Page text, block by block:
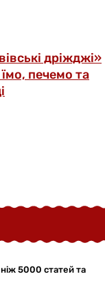
дріжджі»
печемо та
5000 статей та